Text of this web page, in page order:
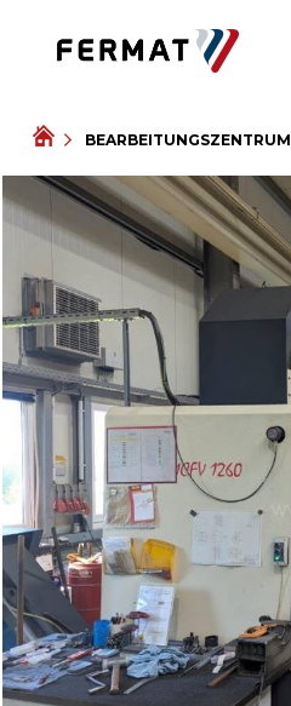
BEARBEITUNGSZENTRUM